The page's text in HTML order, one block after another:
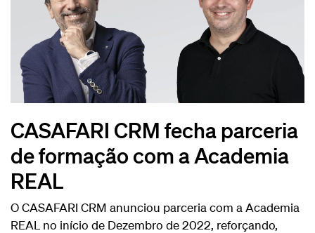
CASAFARI CRM fecha parceria
de formação com a Academia
REAL
O CASAFARI CRM anunciou parceria com a Academia
REAL no início de Dezembro de 2022, reforçando,